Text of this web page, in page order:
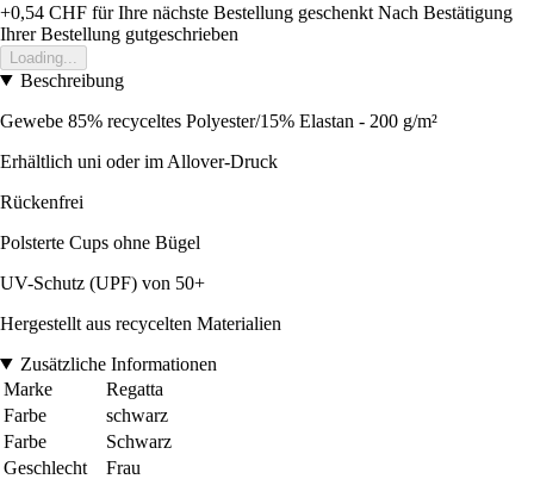
+0,54 CHF für Ihre nächste Bestellung geschenkt Nach Bestätigung
Ihrer Bestellung gutgeschrieben
Loading...
Beschreibung
Gewebe 85% recyceltes Polyester/15% Elastan - 200 g/m²
Erhältlich uni oder im Allover-Druck
Rückenfrei
Polsterte Cups ohne Bügel
UV-Schutz (UPF) von 50+
Hergestellt aus recycelten Materialien
Zusätzliche Informationen
Marke
Regatta
Farbe
schwarz
Farbe
Schwarz
Geschlecht
Frau